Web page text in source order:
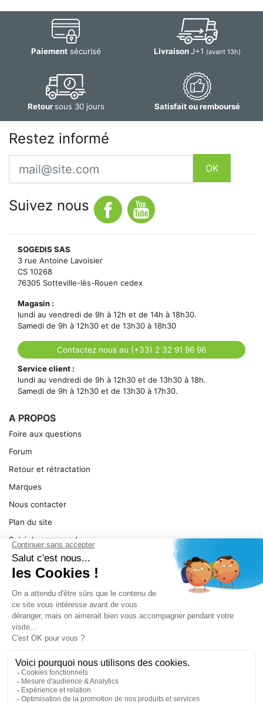
Paiementsécurisé LivraisonJ+1 (avant 13h)
Retoursous 30 jours Satisfait ou remboursé
Restez informé
Email
OK
Suivez nous
SOGEDIS SAS
3 rue Antoine Lavoisier
CS 10268
76305 Sotteville-lès-Rouen cedex
Magasin :
lundi au vendredi de 9h à 12h et de 14h à 18h30.
Samedi de 9h à 12h30 et de 13h30 à 18h30
Contactez nous au (+33) 2 32 91 96 96
Service client :
lundi au vendredi de 9h à 12h30 et de 13h30 à 18h.
Samedi de 9h à 12h30 et de 13h30 à 17h30.
A PROPOS
Foire aux questions
Forum
Retour et rétractation
Marques
Nous contacter
Plan du site
Suivi de commande
Ma facture
Mentions légales
Conditions générales
SERVICE
Pièces détachées
Dépannage
Le magasin